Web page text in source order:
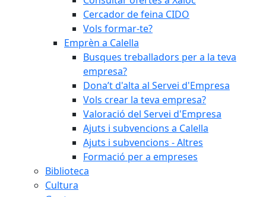
Cercador de feina CIDO
Vols formar-te?
Emprèn a Calella
Busques treballadors per a la teva
empresa?
Dona’t d'alta al Servei d'Empresa
Vols crear la teva empresa?
Valoració del Servei d'Empresa
Ajuts i subvencions a Calella
Ajuts i subvencions - Altres
Formació per a empreses
Biblioteca
Cultura